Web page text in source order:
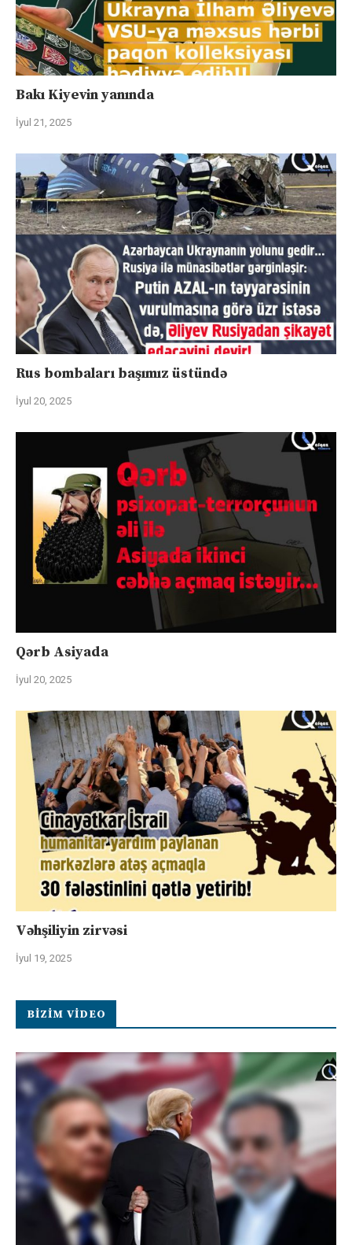
Bakı Kiyevin yanında
İyul 21, 2025
Rus bombaları başımız üstündə
İyul 20, 2025
Qərb Asiyada
İyul 20, 2025
Vəhşiliyin zirvəsi
İyul 19, 2025
BIZIM VIDEO